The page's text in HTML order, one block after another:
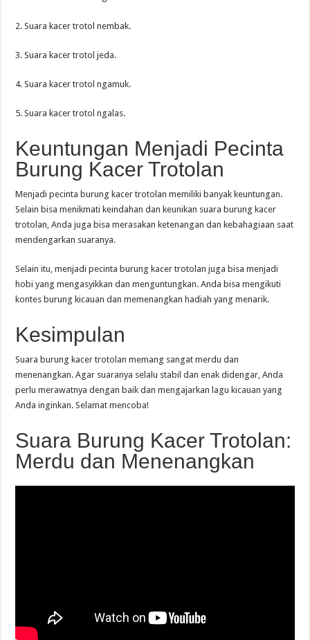
2. Suara kacer trotol nembak.
3. Suara kacer trotol jeda.
4. Suara kacer trotol ngamuk.
5. Suara kacer trotol ngalas.
Keuntungan Menjadi Pecinta
Burung Kacer Trotolan
Menjadi pecinta burung kacer trotolan memiliki banyak keuntungan.
Selain bisa menikmati keindahan dan keunikan suara burung kacer
trotolan, Anda juga bisa merasakan ketenangan dan kebahagiaan saat
mendengarkan suaranya.
Selain itu, menjadi pecinta burung kacer trotolan juga bisa menjadi
hobi yang mengasyikkan dan menguntungkan. Anda bisa mengikuti
kontes burung kicauan dan memenangkan hadiah yang menarik.
Kesimpulan
Suara burung kacer trotolan memang sangat merdu dan
menenangkan. Agar suaranya selalu stabil dan enak didengar, Anda
perlu merawatnya dengan baik dan mengajarkan lagu kicauan yang
Anda inginkan. Selamat mencoba!
Suara Burung Kacer Trotolan:
Merdu dan Menenangkan